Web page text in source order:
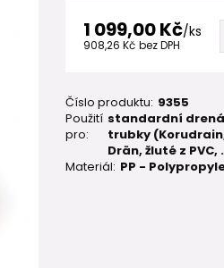
1 099,00 Kč/ks
908,26 Kč bez DPH
Číslo produktu: 9355
Použití
pro:
standardní
trubky
Drän, žluté z PVC,
Materiál: PP -